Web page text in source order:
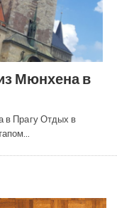
Мюнхена в
в Прагу Отдых в